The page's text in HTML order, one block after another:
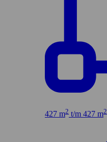
427 m2 t/m 427 m2